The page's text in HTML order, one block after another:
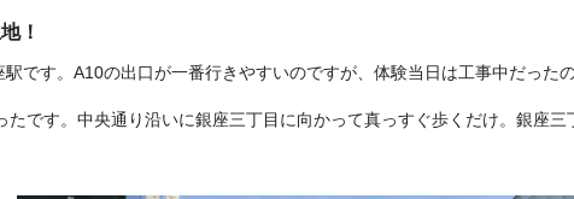
！
です。A10の出口が一番行きやすいのですが、体験当日は工事中だった
たです。中央通り沿いに銀座三丁目に向かって真っすぐ歩くだけ。銀座